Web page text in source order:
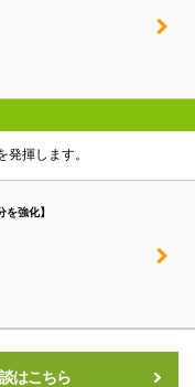
揮します。
を強化】
はこちら